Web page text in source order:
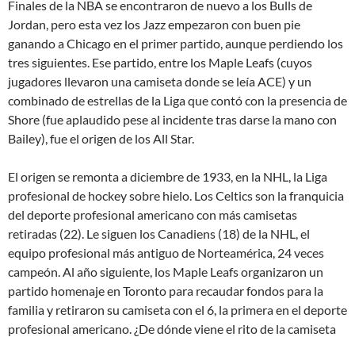
Finales de la NBA se encontraron de nuevo a los Bulls de
Jordan, pero esta vez los Jazz empezaron con buen pie
ganando a Chicago en el primer partido, aunque perdiendo los
tres siguientes. Ese partido, entre los Maple Leafs (cuyos
jugadores llevaron una camiseta donde se leía ACE) y un
combinado de estrellas de la Liga que contó con la presencia de
Shore (fue aplaudido pese al incidente tras darse la mano con
Bailey), fue el origen de los All Star.
El origen se remonta a diciembre de 1933, en la NHL, la Liga
profesional de hockey sobre hielo. Los Celtics son la franquicia
del deporte profesional americano con más camisetas
retiradas (22). Le siguen los Canadiens (18) de la NHL, el
equipo profesional más antiguo de Norteamérica, 24 veces
campeón. Al año siguiente, los Maple Leafs organizaron un
partido homenaje en Toronto para recaudar fondos para la
familia y retiraron su camiseta con el 6, la primera en el deporte
profesional americano. ¿De dónde viene el rito de la camiseta